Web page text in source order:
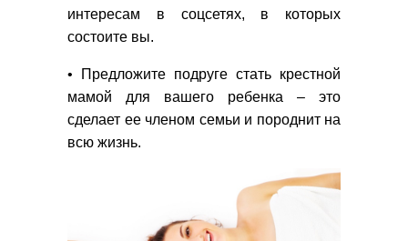
интересам в соцсетях, в которых
состоите вы.
• Предложите подруге стать крестной
мамой для вашего ребенка – это
сделает ее членом семьи и породнит на
всю жизнь.